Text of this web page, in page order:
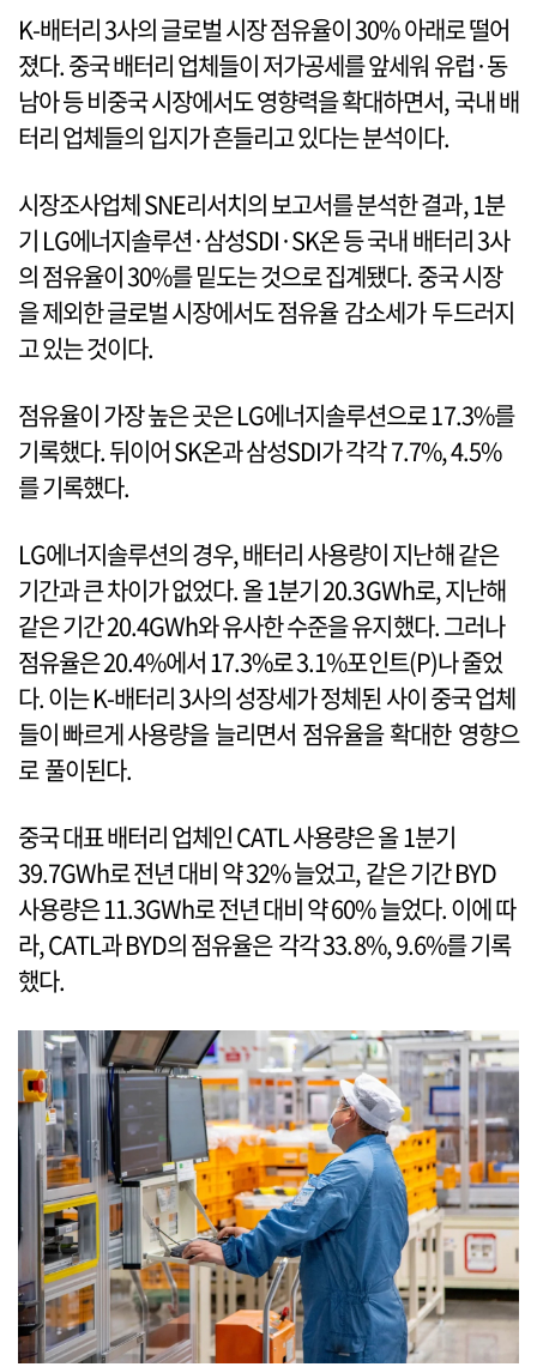
K-배터리 3사의 글로벌 시장 점유율이 30% 아래로 떨어
졌다. 중국 배터리 업체들이 저가공세를 앞세워 유럽·동
남아 등 비중국 시장에서도 영향력을 확대하면서, 국내 배
터리 업체들의 입지가 흔들리고 있다는 분석이다.
시장조사업체 SNE리서치의 보고서를 분석한 결과, 1분
기 LG에너지솔루션·삼성SDI·SK온 등 국내 배터리 3사
의 점유율이 30%를 밑도는 것으로 집계됐다. 중국 시장
을 제외한 글로벌 시장에서도 점유율 감소세가 두드러지
고 있는 것이다.
점유율이 가장 높은 곳은 LG에너지솔루션으로 17.3%를
기록했다. 뒤이어 SK온과 삼성SDI가 각각 7.7%, 4.5%
를 기록했다.
LG에너지솔루션의 경우, 배터리 사용량이 지난해 같은
기간과 큰 차이가 없었다. 올 1분기 20.3GWh로, 지난해
같은 기간 20.4GWh와 유사한 수준을 유지했다. 그러나
점유율은 20.4%에서 17.3%로 3.1%포인트(P)나 줄었
다. 이는 K-배터리 3사의 성장세가 정체된 사이 중국 업체
들이 빠르게 사용량을 늘리면서 점유율을 확대한 영향으
로 풀이된다.
중국 대표 배터리 업체인 CATL 사용량은 올 1분기
39.7GWh로 전년 대비 약 32% 늘었고, 같은 기간 BYD
사용량은 11.3GWh로 전년 대비 약 60% 늘었다. 이에 따
라, CATL과 BYD의 점유율은 각각 33.8%, 9.6%를 기록
했다.